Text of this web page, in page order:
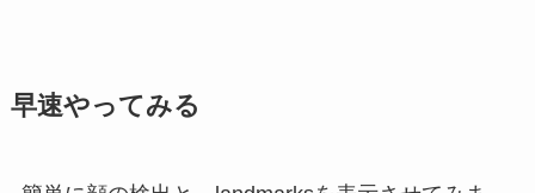
早速やってみる